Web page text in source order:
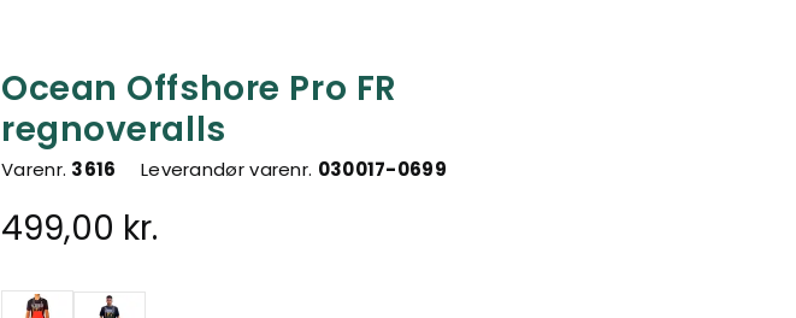
Ocean Offshore Pro FR
regnoveralls
Varenr. 3616 Leverandør varenr. 030017-0699
499,00 kr.